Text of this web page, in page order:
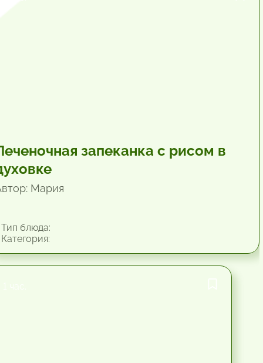
запеканка с рисом в
Мария
блюда: